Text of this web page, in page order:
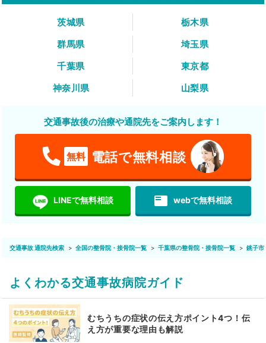
茨城県
栃木県
群馬県
埼玉県
千葉県
東京都
神奈川県
山梨県
交通事故後の治療や通院先をご案内します！
無料 電話で無料相談
LINEで無料相談 featured_play_list webで無料相談
交通事故 通院先検索 全国の整骨院・接骨院一覧 千葉県の整骨院・接骨院一覧 銚子市
よくわかる交通事故病院ガイド
むちうちの症状の伝え方ポイント4つ！伝
え方が重要な理由も解説